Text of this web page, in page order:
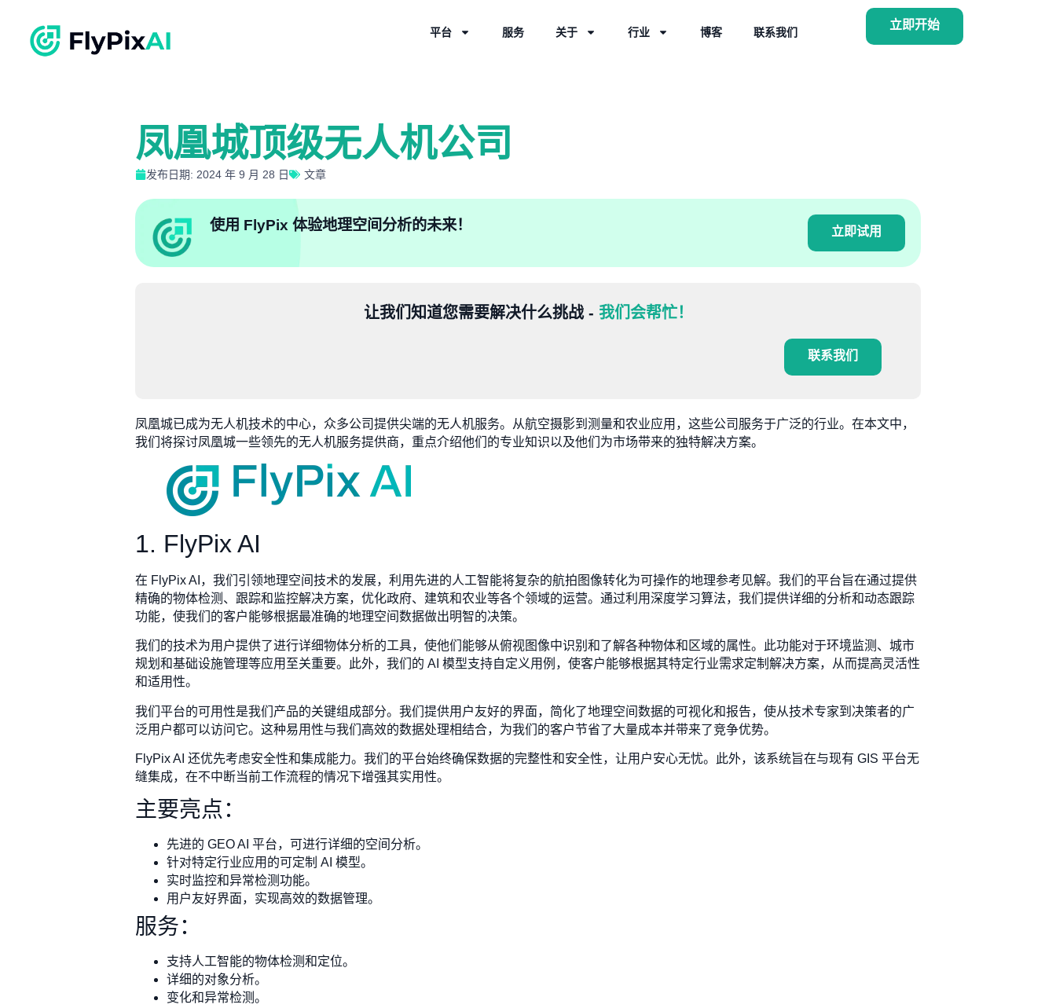
平台 服务 关于 行业 博客 联系我们
立即开始
凤凰城顶级无人机公司
发布日期: 2024 年 9 月 28 日 文章
使用 FlyPix 体验地理空间分析的未来！ 立即试用
让我们知道您需要解决什么挑战 - 我们会帮忙！
联系我们
凤凰城已成为无人机技术的中心，众多公司提供尖端的无人机服务。从航空摄影到测量和农业应用，这些公司服务于广泛的行业。在本文中，
我们将探讨凤凰城一些领先的无人机服务提供商，重点介绍他们的专业知识以及他们为市场带来的独特解决方案。
1. FlyPix AI
在 FlyPix AI，我们引领地理空间技术的发展，利用先进的人工智能将复杂的航拍图像转化为可操作的地理参考见解。我们的平台旨在通过提供
精确的物体检测、跟踪和监控解决方案，优化政府、建筑和农业等各个领域的运营。通过利用深度学习算法，我们提供详细的分析和动态跟踪
功能，使我们的客户能够根据最准确的地理空间数据做出明智的决策。
我们的技术为用户提供了进行详细物体分析的工具，使他们能够从俯视图像中识别和了解各种物体和区域的属性。此功能对于环境监测、城市
规划和基础设施管理等应用至关重要。此外，我们的 AI 模型支持自定义用例，使客户能够根据其特定行业需求定制解决方案，从而提高灵活性
和适用性。
我们平台的可用性是我们产品的关键组成部分。我们提供用户友好的界面，简化了地理空间数据的可视化和报告，使从技术专家到决策者的广
泛用户都可以访问它。这种易用性与我们高效的数据处理相结合，为我们的客户节省了大量成本并带来了竞争优势。
FlyPix AI 还优先考虑安全性和集成能力。我们的平台始终确保数据的完整性和安全性，让用户安心无忧。此外，该系统旨在与现有 GIS 平台无
缝集成，在不中断当前工作流程的情况下增强其实用性。
主要亮点：
先进的 GEO AI 平台，可进行详细的空间分析。
针对特定行业应用的可定制 AI 模型。
实时监控和异常检测功能。
用户友好界面，实现高效的数据管理。
服务：
支持人工智能的物体检测和定位。
详细的对象分析。
变化和异常检测。